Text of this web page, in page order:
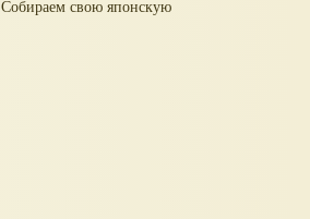
свою японскую